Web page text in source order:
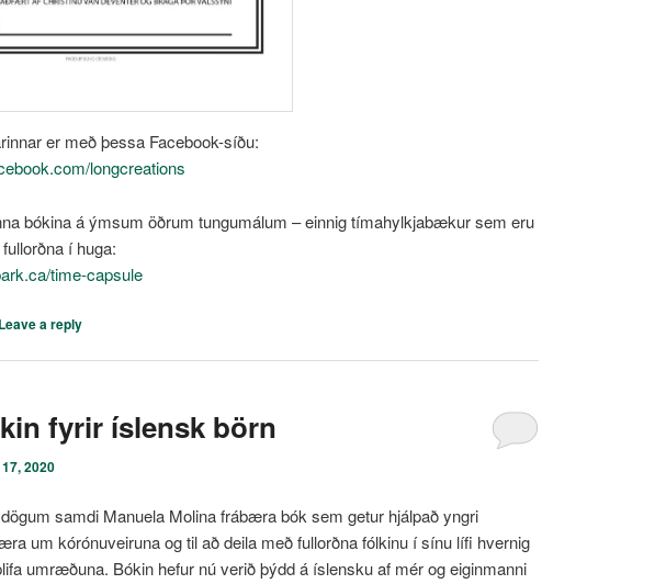
er með þessa Facebook-síðu:
longcreations
bókina á ýmsum öðrum tungumálum – einnig tímahylkjabækur sem eru
í huga:
time-capsule
Leave a reply
fyrir íslensk börn
2020
samdi Manuela Molina frábæra bók sem getur hjálpað yngri
um kórónuveiruna og til að deila með fullorðna fólkinu í sínu lífi hvernig
umræðuna. Bókin hefur nú verið þýdd á íslensku af mér og eiginmanni